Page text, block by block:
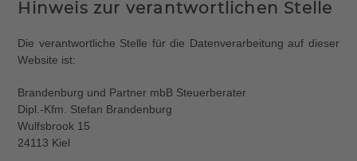
Hinweis zur verantwortlichen Stelle
Die verantwortliche Stelle für die Datenverarbeitung auf dieser
Website ist:
Brandenburg und Partner mbB Steuerberater
Dipl.-Kfm. Stefan Brandenburg
Wulfsbrook 15
24113 Kiel